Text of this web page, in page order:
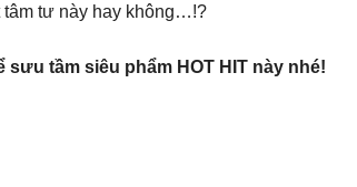
tâm tư này hay không…!?
tầm siêu phẩm HOT HIT này nhé!